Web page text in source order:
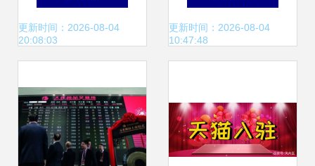
见闻
更新时间：2026-08-04
20:08:03
国际化商品交易新
更新时间：2026-08-04
10:47:48